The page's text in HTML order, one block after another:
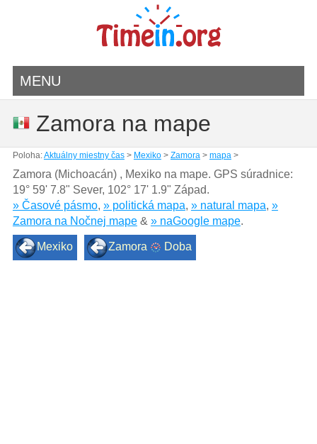
MENU
Zamora na mape
Poloha:Aktuálny miestny čas> Mexiko> Zamora> mapa>
Zamora (Michoacán) , Mexiko na mape. GPS súradnice:
19° 59' 7.8" Sever, 102° 17' 1.9" Západ.
» Časové pásmo, » politická mapa, » natural mapa, »
Zamora na Nočnej mape& » naGoogle mape.
Mexiko Zamora Doba